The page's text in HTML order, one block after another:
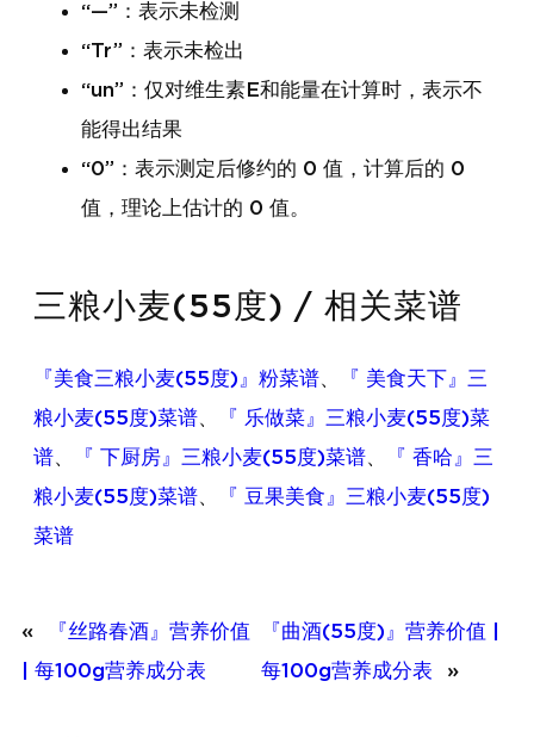
“—”：表示未检测
“Tr”：表示未检出
“un”：仅对维生素E和能量在计算时，表示不
能得出结果
“0”：表示测定后修约的 0 值，计算后的 0
值，理论上估计的 0 值。
三粮小麦(55度) / 相关菜谱
『美食三粮小麦(55度)』粉菜谱、
『 美食天下』三
粮小麦(55度)菜谱、
『 乐做菜』三粮小麦(55度)菜
谱、 『 下厨房』三粮小麦(55度)菜谱、
『 香哈』三
粮小麦(55度)菜谱、
『 豆果美食』三粮小麦(55度)
菜谱
«
『丝路春酒』营养价值
| 每100g营养成分表
『曲酒(55度)』营养价值 |
每100g营养成分表
»